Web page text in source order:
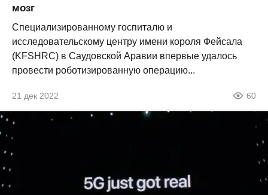
мозг
Специализированному госпиталю и
исследовательскому центру имени короля Фейсала
(KFSHRC) в Саудовской Аравии впервые удалось
провести роботизированную операцию...
21 дек 2022 60